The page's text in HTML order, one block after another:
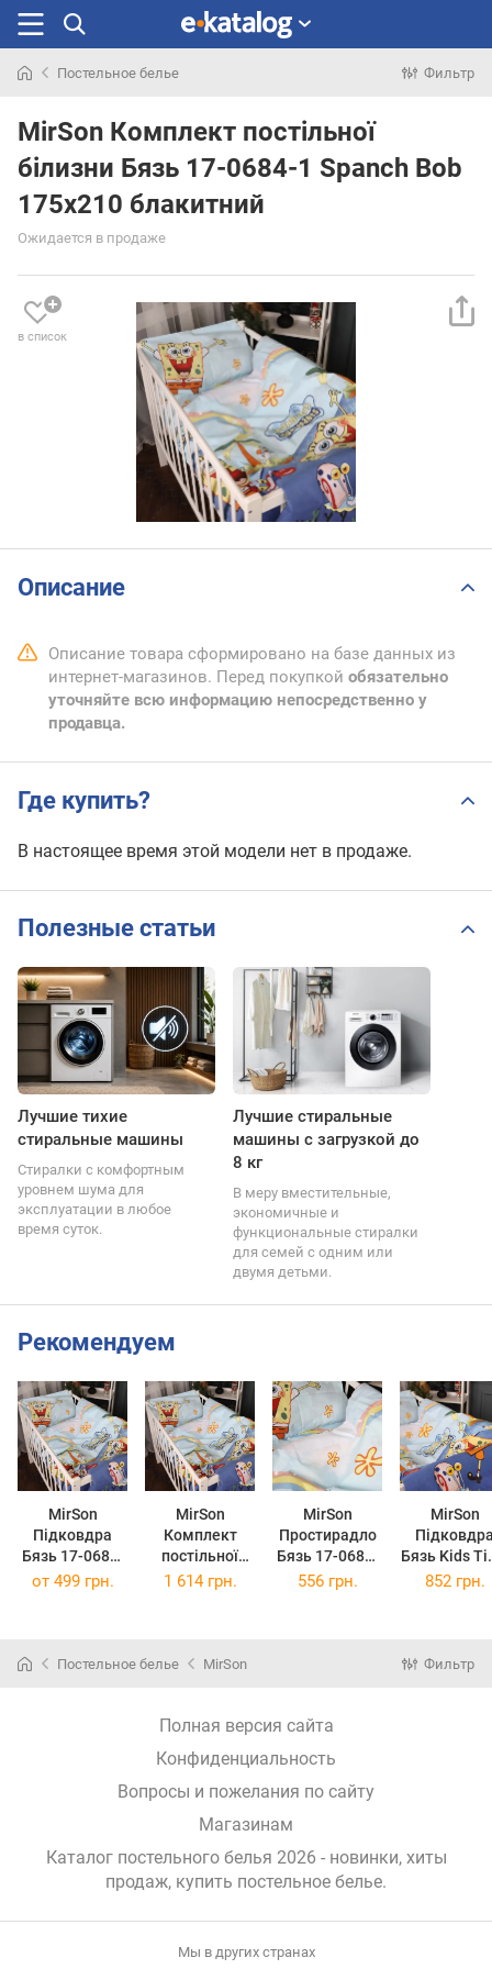
раньше
Постельное белье Фильтр
MirSon Комплект постільної
білизни Бязь 17-0684-1 Spanch Bob
175х210 блакитний
Ожидается в продаже
в список
Описание
Описание товара сформировано на базе данных из
интернет-магазинов. Перед покупкой обязательно
уточняйте всю информацию непосредственно у
продавца.
Где купить?
В настоящее время этой модели нет в продаже.
Полезные статьи
Лучшие тихие
стиральные машины
Стиралки с комфортным
уровнем шума для
эксплуатации в любое
время суток.
Лучшие стиральные
машины с загрузкой до
8 кг
В меру вместительные,
экономичные и
функциональные стиралки
для семей с одним или
двумя детьми.
Рекомендуем
MirSon
Підковдра
Бязь 17-0684-
1 Spanch Bob
MirSon
Комплект
постільної
білизни
160х220 см
MirSon
Простирадло
Бязь 17-0684-
1 Spanch Bob
MirSon
Бязь Kids
17-0684-1
от 499 грн. 1 614 грн. 556 грн. 852 грн.
Постельное белье MirSon Фильтр
Полная версия сайта
Конфиденциальность
Вопросы и пожелания по сайту
Магазинам
Каталог постельного белья 2026 - новинки, хиты
продаж, купить постельное белье.
Мы в других странах